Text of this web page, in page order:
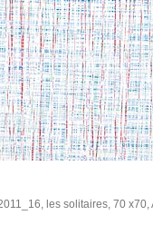
les solitaires, 70